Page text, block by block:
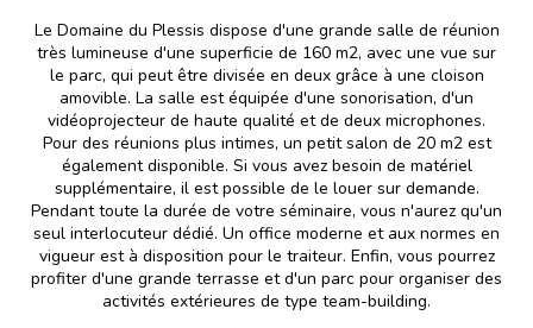
Le Domaine du Plessis dispose d'une grande salle de réunion
très lumineuse d'une superficie de 160 m2, avec une vue sur
le parc, qui peut être divisée en deux grâce à une cloison
amovible. La salle est équipée d'une sonorisation, d'un
vidéoprojecteur de haute qualité et de deux microphones.
Pour des réunions plus intimes, un petit salon de 20 m2 est
également disponible. Si vous avez besoin de matériel
supplémentaire, il est possible de le louer sur demande.
Pendant toute la durée de votre séminaire, vous n'aurez qu'un
seul interlocuteur dédié. Un office moderne et aux normes en
vigueur est à disposition pour le traiteur. Enfin, vous pourrez
profiter d'une grande terrasse et d'un parc pour organiser des
activités extérieures de type team-building.